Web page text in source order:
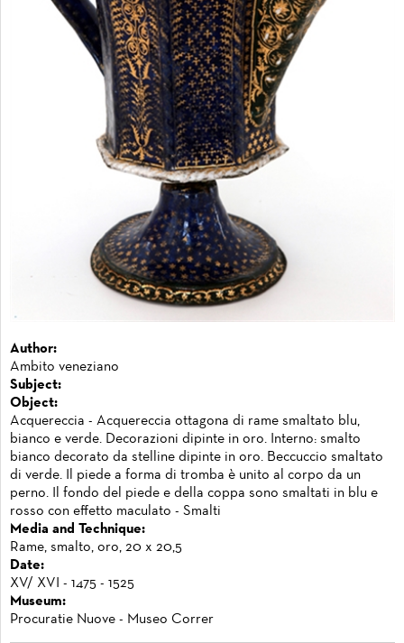
Author:
Ambito veneziano
Subject:
Object:
Acquereccia - Acquereccia ottagona di rame smaltato blu,
bianco e verde. Decorazioni dipinte in oro. Interno: smalto
bianco decorato da stelline dipinte in oro. Beccuccio smaltato
di verde. Il piede a forma di tromba è unito al corpo da un
perno. Il fondo del piede e della coppa sono smaltati in blu e
rosso con effetto maculato - Smalti
Media and Technique:
Rame, smalto, oro, 20 x 20,5
Date:
XV/ XVI - 1475 - 1525
Museum:
Procuratie Nuove - Museo Correr